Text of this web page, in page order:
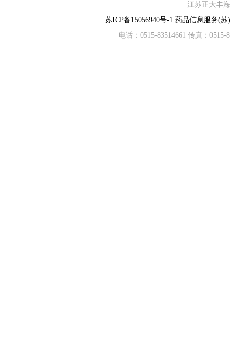
江苏正大丰
苏ICP备15056940号-1 药品信息服务(苏
电话：0515-83514661 传真：